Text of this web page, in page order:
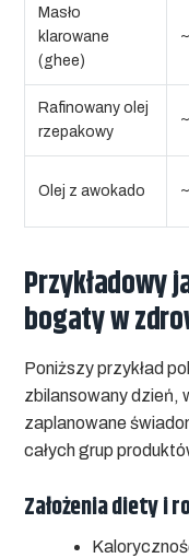
Masło
klarowane
(ghee)
Rafinowany olej
rzepakowy
Olej z awokado
Przykładowy
bogaty w
Poniższy przykład
zbilansowany dzień,
zaplanowane
całych grup
Założenia diety i